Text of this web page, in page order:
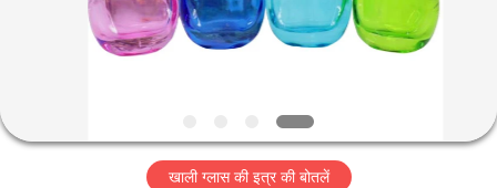
वीआर
शो
खाली ग्लास की इत्र की बोतलें